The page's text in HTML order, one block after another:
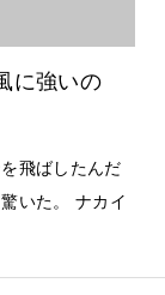
に強いの
飛ばしたんだ
いた。 ナカイ